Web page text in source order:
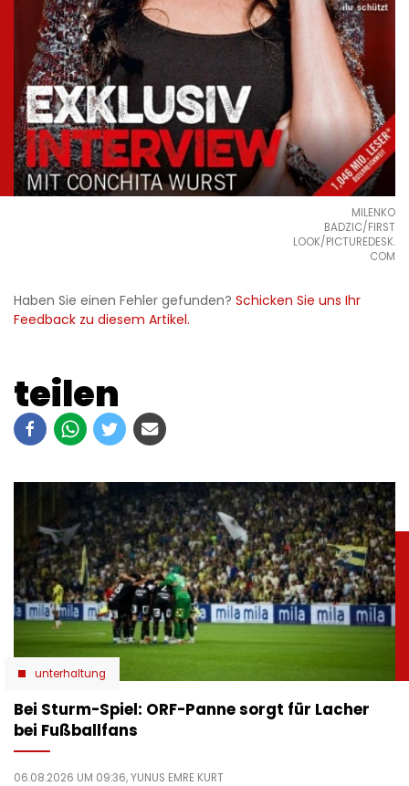
MILENKO
BADZIC/FIRST
LOOK/PICTUREDESK.
COM
Haben Sie einen Fehler gefunden? Schicken Sie uns Ihr
Feedback zu diesem Artikel.
teilen
unterhaltung
Bei Sturm-Spiel: ORF-Panne sorgt für Lacher
bei Fußballfans
06.08.2026 UM 09:36,YUNUS EMRE KURT